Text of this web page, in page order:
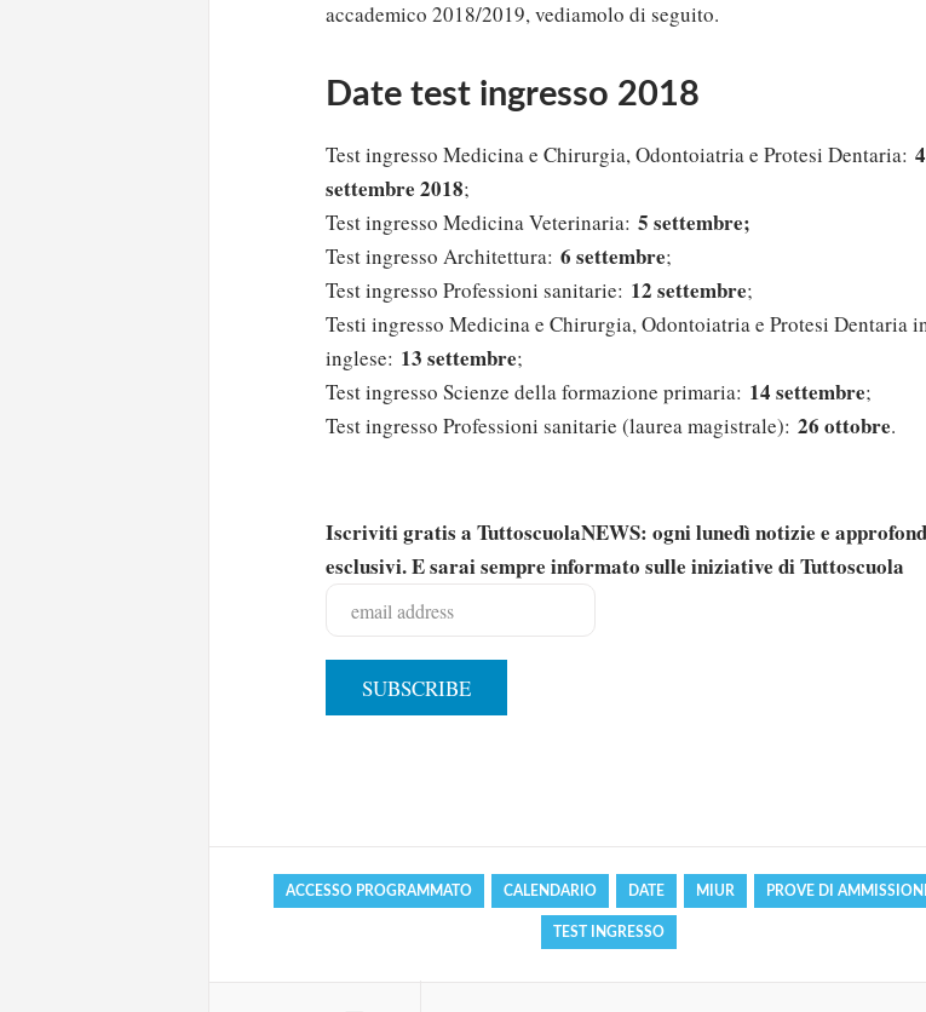
accademico 2018/2019, vediamolo di seguito.
Date test ingresso 2018
Test ingresso Medicina e Chirurgia, Odontoiatria e Protesi Dentaria: 4
settembre 2018;
Test ingresso Medicina Veterinaria: 5 settembre;
Test ingresso Architettura: 6 settembre;
Test ingresso Professioni sanitarie: 12 settembre;
Testi ingresso Medicina e Chirurgia, Odontoiatria e Protesi Dentaria
inglese: 13 settembre;
Test ingresso Scienze della formazione primaria: 14 settembre;
Test ingresso Professioni sanitarie (laurea magistrale): 26 ottobre.
Iscriviti gratis a TuttoscuolaNEWS: ogni lunedì notizie e
esclusivi. E sarai sempre informato sulle iniziative di Tuttoscuola
ACCESSO PROGRAMMATO CALENDARIO DATE MIUR PROVE DI
TEST INGRESSO
Effettua il Login o Registrati